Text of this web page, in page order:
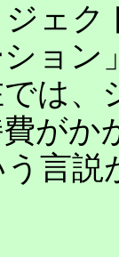
ェク
ョン
は、
がか
言